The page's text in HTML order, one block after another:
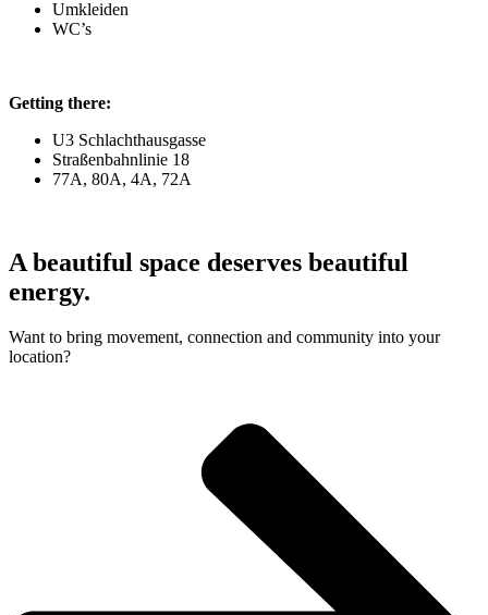
Umkleiden
WC’s
Getting there:
U3 Schlachthausgasse
Straßenbahnlinie 18
77A, 80A, 4A, 72A
A beautiful space deserves beautiful
energy.
Want to bring movement, connection and community into your
location?